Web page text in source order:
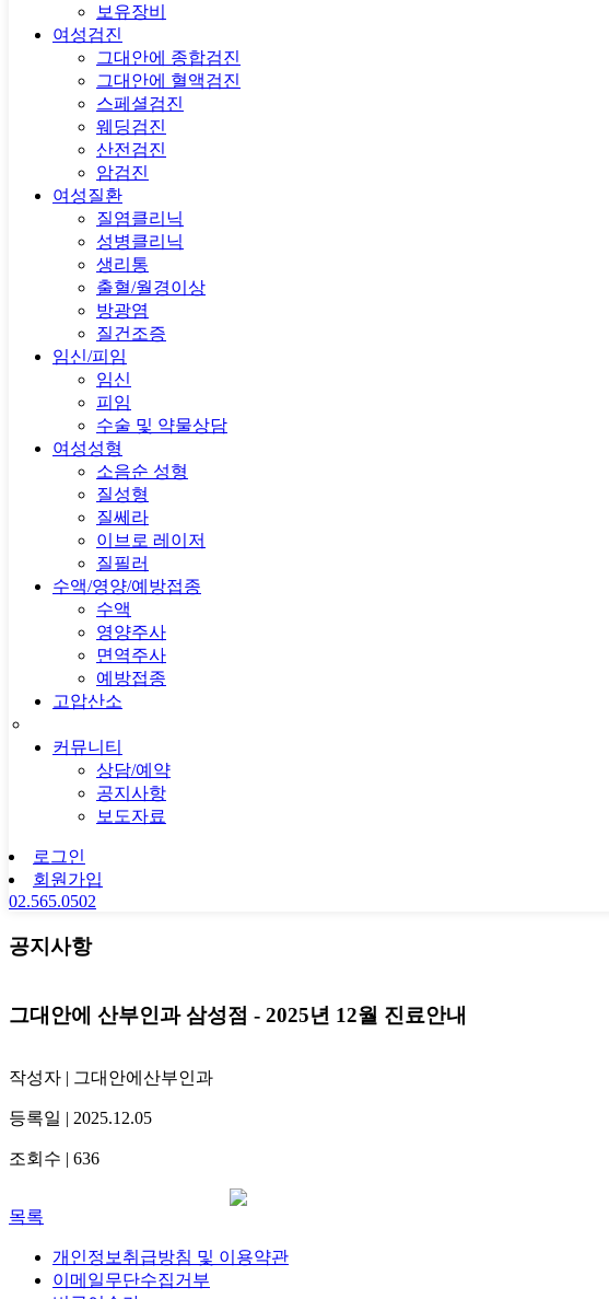
보유장비
여성검진
그대안에 종합검진
그대안에 혈액검진
스페셜검진
웨딩검진
산전검진
암검진
여성질환
질염클리닉
성병클리닉
생리통
출혈/월경이상
방광염
질건조증
임신/피임
임신
피임
수술 및 약물상담
여성성형
소음순 성형
질성형
질쎄라
이브로 레이저
질필러
수액/영양/예방접종
수액
영양주사
면역주사
예방접종
고압산소
커뮤니티
상담/예약
공지사항
보도자료
로그인
회원가입
02.565.0502
공지사항
그대안에 산부인과 삼성점 - 2025년 12월 진료안내
작성자 | 그대안에산부인과
등록일 | 2025.12.05
조회수 | 636
목록
개인정보취급방침 및 이용약관
이메일무단수집거부